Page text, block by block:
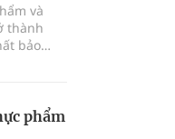
và
thành
bảo
phẩm